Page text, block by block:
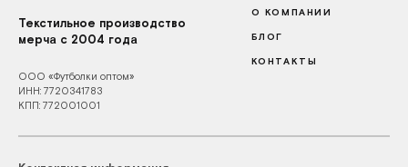
Текстильное производство
мерча с 2004 года
ООО «Футболки оптом»
ИНН: 7720341783
КПП: 772001001
О КОМПАНИИ
БЛОГ
КОНТАКТЫ